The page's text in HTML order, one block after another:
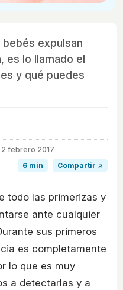
bebés expulsan
es lo llamado el
y qué puedes
febrero 2017
6 min
Compartir ↗
todo las primerizas y
ante cualquier
sus primeros
es completamente
lo que es muy
a detectarlas y a